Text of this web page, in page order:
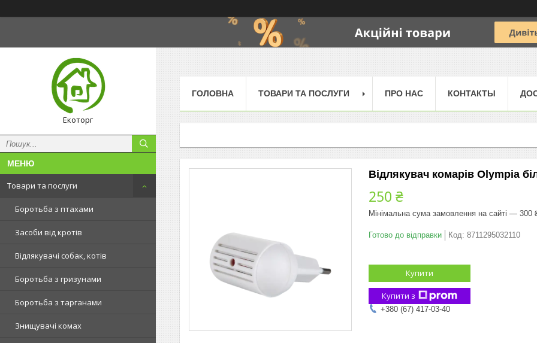
Екоторг
Товари та послуги
Боротьба з птахами
Засоби від кротів
Відлякувачі собак, котів
Боротьба з гризунами
Боротьба з тарганами
Знищувачі комах
ГОЛОВНА ТОВАРИ ТА ПОСЛУГИ ПРО НАС КОНТАКТЫ
Відлякувач комарів Olympia
250 ₴
Мінімальна сума замовлення на сайті — 300
Готово до відправки Код: 8711295032110
Купити
Купити з
+380 (67) 417-03-40